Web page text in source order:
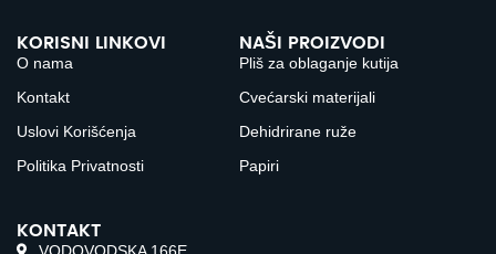
KORISNI LINKOVI
O nama
Kontakt
Uslovi Korišćenja
Politika Privatnosti
NAŠI PROIZVODI
Pliš za oblaganje kutija
Cvećarski materijali
Dehidrirane ruže
Papiri
KONTAKT
VODOVODSKA 166E